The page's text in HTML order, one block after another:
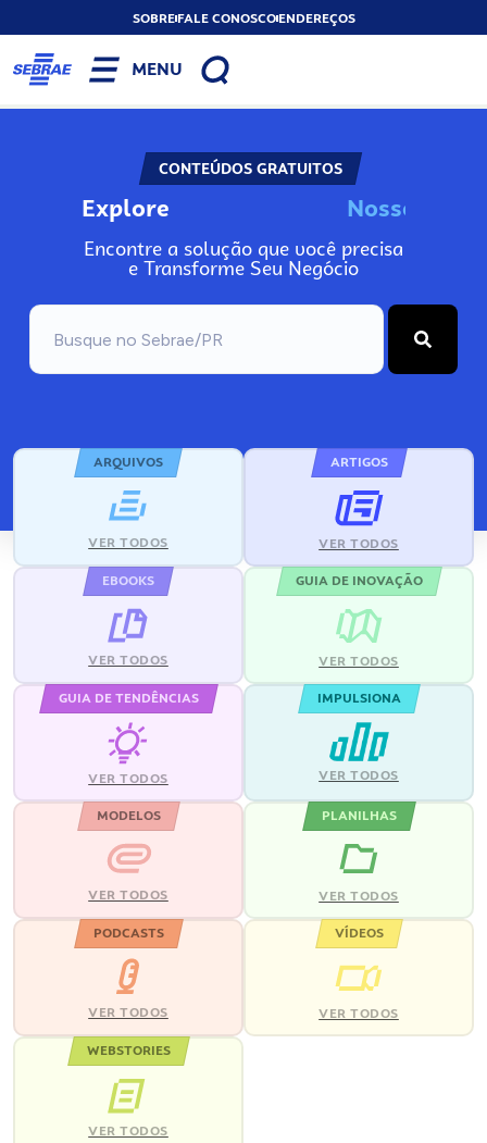
SOBREFALE CONOSCOENDEREÇOS
MENU
CONTEÚDOS GRATUITOS
Explore Nos
Encontre a solução que você precisa
e Transforme Seu Negócio
ARQUIVOS
VER TODOS
ARTIGOS
VER TODOS
EBOOKS
VER TODOS
GUIA DE INOVAÇÃO
VER TODOS
GUIA DE TENDÊNCIAS
VER TODOS
IMPULSIONA
VER TODOS
MODELOS
VER TODOS
PLANILHAS
VER TODOS
PODCASTS
VER TODOS
VÍDEOS
VER TODOS
WEBSTORIES
VER TODOS